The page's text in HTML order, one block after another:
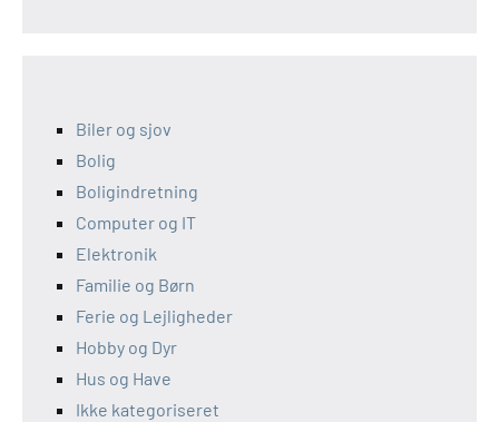
Biler og sjov
Bolig
Boligindretning
Computer og IT
Elektronik
Familie og Børn
Ferie og Lejligheder
Hobby og Dyr
Hus og Have
Ikke kategoriseret